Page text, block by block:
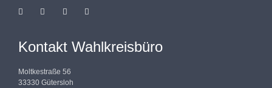
Kontakt Wahlkreisbüro
Moltkestraße 56
33330 Gütersloh